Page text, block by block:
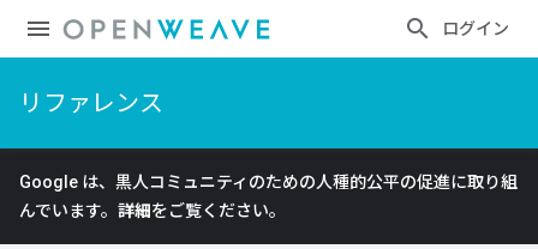
ログイン
リファレンス
Google は、黒人コミュニティのための人種的公平の促進に取り組
んでいます。 詳細をご覧ください。